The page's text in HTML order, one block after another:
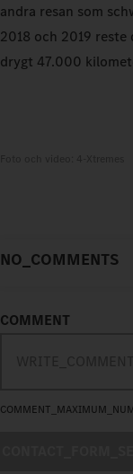
andra resan som
2018 och 2019
drygt 47.000
NO_COMMENTS
COMMENT